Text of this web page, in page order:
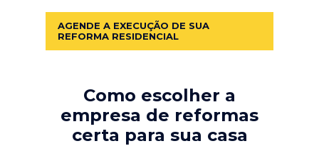
AGENDE A EXECUÇÃO DE SUA
REFORMA RESIDENCIAL
Como escolher a
empresa de reformas
certa para sua casa